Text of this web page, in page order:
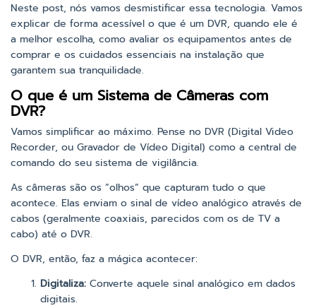
Neste post, nós vamos desmistificar essa tecnologia. Vamos
explicar de forma acessível o que é um DVR, quando ele é
a melhor escolha, como avaliar os equipamentos antes de
comprar e os cuidados essenciais na instalação que
garantem sua tranquilidade.
O que é um Sistema de Câmeras com
DVR?
Vamos simplificar ao máximo. Pense no DVR (Digital Video
Recorder, ou Gravador de Vídeo Digital) como a central de
comando do seu sistema de vigilância.
As câmeras são os “olhos” que capturam tudo o que
acontece. Elas enviam o sinal de vídeo analógico através de
cabos (geralmente coaxiais, parecidos com os de TV a
cabo) até o DVR.
O DVR, então, faz a mágica acontecer:
Digitaliza: Converte aquele sinal analógico em dados
digitais.